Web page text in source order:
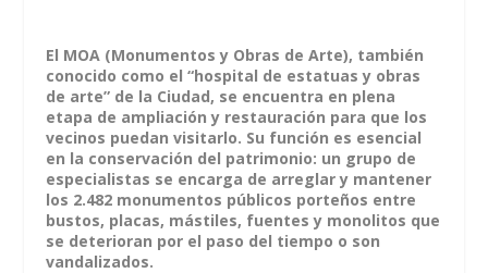
El MOA (Monumentos y Obras de Arte), también
conocido como el “hospital de estatuas y obras
de arte” de la Ciudad, se encuentra en plena
etapa de ampliación y restauración para que los
vecinos puedan visitarlo. Su función es esencial
en la conservación del patrimonio: un grupo de
especialistas se encarga de arreglar y mantener
los 2.482 monumentos públicos porteños entre
bustos, placas, mástiles, fuentes y monolitos que
se deterioran por el paso del tiempo o son
vandalizados.